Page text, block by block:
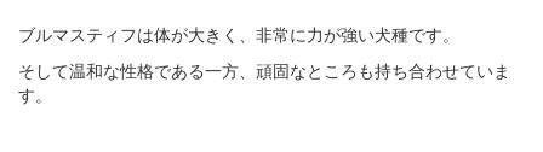
ブルマスティフは体が大きく、非常に力が強い犬種です。
そして温和な性格である一方、頑固なところも持ち合わせていま
す。